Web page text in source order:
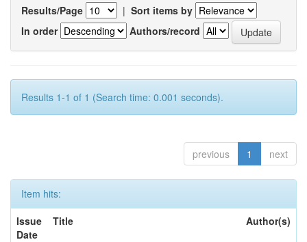
Results/Page | Sort items by
In order
Authors/record
Results 1-1 of 1 (Search time: 0.001 seconds).
previous 1 next
Item hits:
Issue
Date
Title Author(s)